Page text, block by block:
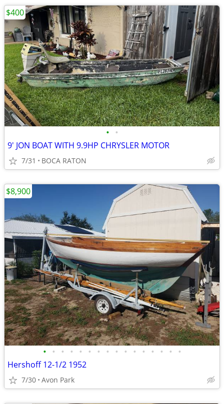
• •
9' JON BOAT WITH 9.9HP CHRYSLER MOTOR
7/31 BOCA RATON
$400
• • • • • • • • • • • • • • • •
Hershoff 12-1/2 1952
7/30 Avon Park
$8,900